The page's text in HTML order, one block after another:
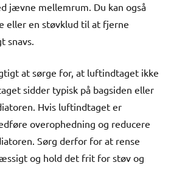
jævne mellemrum. Du kan også
eller en støvklud til at fjerne
snavs.
at sørge for, at luftindtaget ikke
sidder typisk på bagsiden eller
Hvis luftindtaget er
overophedning og reducere
Sørg derfor for at rense
og hold det frit for støv og